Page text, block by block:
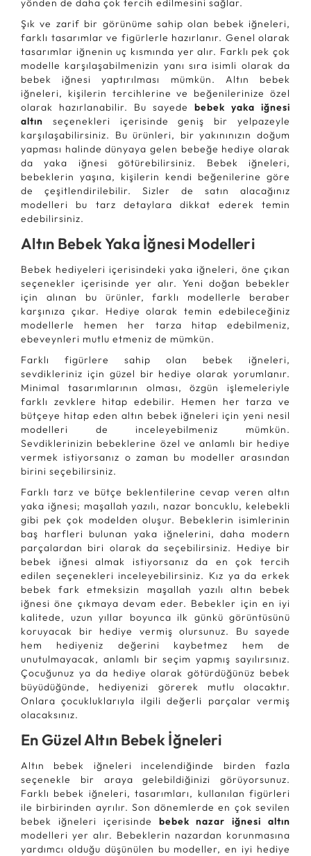
yönden de daha çok tercih edilmesini sağlar.
Şık ve zarif bir görünüme sahip olan bebek iğneleri,
farklı tasarımlar ve figürlerle hazırlanır. Genel olarak
tasarımlar iğnenin uç kısmında yer alır. Farklı pek çok
modelle karşılaşabilmenizin yanı sıra isimli olarak da
bebek iğnesi yaptırılması mümkün. Altın bebek
iğneleri, kişilerin tercihlerine ve beğenilerinize özel
olarak hazırlanabilir. Bu sayede bebek yaka iğnesi
altın seçenekleri içerisinde geniş bir yelpazeyle
karşılaşabilirsiniz. Bu ürünleri, bir yakınınızın doğum
yapması halinde dünyaya gelen bebeğe hediye olarak
da yaka iğnesi götürebilirsiniz. Bebek iğneleri,
bebeklerin yaşına, kişilerin kendi beğenilerine göre
de çeşitlendirilebilir. Sizler de satın alacağınız
modelleri bu tarz detaylara dikkat ederek temin
edebilirsiniz.
Altın Bebek Yaka İğnesi Modelleri
Bebek hediyeleri içerisindeki yaka iğneleri, öne çıkan
seçenekler içerisinde yer alır. Yeni doğan bebekler
için alınan bu ürünler, farklı modellerle beraber
karşınıza çıkar. Hediye olarak temin edebileceğiniz
modellerle hemen her tarza hitap edebilmeniz,
ebeveynleri mutlu etmeniz de mümkün.
Farklı figürlere sahip olan bebek iğneleri,
sevdikleriniz için güzel bir hediye olarak yorumlanır.
Minimal tasarımlarının olması, özgün işlemeleriyle
farklı zevklere hitap edebilir. Hemen her tarza ve
bütçeye hitap eden altın bebek iğneleri için yeni nesil
modelleri de inceleyebilmeniz mümkün.
Sevdiklerinizin bebeklerine özel ve anlamlı bir hediye
vermek istiyorsanız o zaman bu modeller arasından
birini seçebilirsiniz.
Farklı tarz ve bütçe beklentilerine cevap veren altın
yaka iğnesi; maşallah yazılı, nazar boncuklu, kelebekli
gibi pek çok modelden oluşur. Bebeklerin isimlerinin
baş harfleri bulunan yaka iğnelerini, daha modern
parçalardan biri olarak da seçebilirsiniz. Hediye bir
bebek iğnesi almak istiyorsanız da en çok tercih
edilen seçenekleri inceleyebilirsiniz. Kız ya da erkek
bebek fark etmeksizin maşallah yazılı altın bebek
iğnesi öne çıkmaya devam eder. Bebekler için en iyi
kalitede, uzun yıllar boyunca ilk günkü görüntüsünü
koruyacak bir hediye vermiş olursunuz. Bu sayede
hem hediyeniz değerini kaybetmez hem de
unutulmayacak, anlamlı bir seçim yapmış sayılırsınız.
Çocuğunuz ya da hediye olarak götürdüğünüz bebek
büyüdüğünde, hediyenizi görerek mutlu olacaktır.
Onlara çocukluklarıyla ilgili değerli parçalar vermiş
olacaksınız.
En Güzel Altın Bebek İğneleri
Altın bebek iğneleri incelendiğinde birden fazla
seçenekle bir araya gelebildiğinizi görüyorsunuz.
Farklı bebek iğneleri, tasarımları, kullanılan figürleri
ile birbirinden ayrılır. Son dönemlerde en çok sevilen
bebek iğneleri içerisinde bebek nazar iğnesi altın
modelleri yer alır. Bebeklerin nazardan korunmasına
yardımcı olduğu düşünülen bu modeller, en iyi hediye